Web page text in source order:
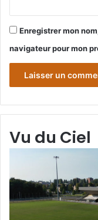
Enregistrer mon
navigateur pour mon
Vu du Ciel
« Vu
du
Ciel »